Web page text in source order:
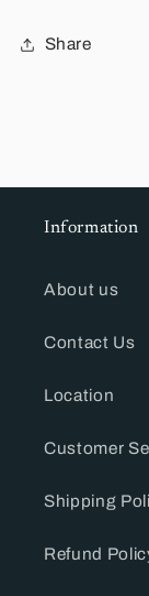
Share
Information
About us
Contact Us
Location
Customer
Shipping
Refund